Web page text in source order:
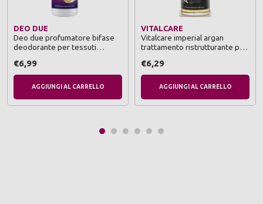
DEO DUE
Deo due profumatore bifase
deodorante per tessuti
500 ml
€6,99
AGGIUNGI AL CARRELLO
VITALCARE
Vitalcare imperial argan
trattamento ristrutturante per
100 ml
€6,29
AGGIUNGI AL CARRELLO